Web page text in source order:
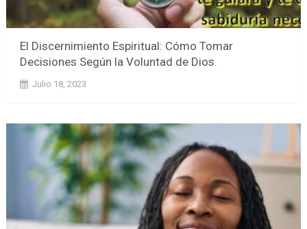
El Discernimiento Espiritual: Cómo Tomar
Decisiones Según la Voluntad de Dios.
Julio 18, 2023